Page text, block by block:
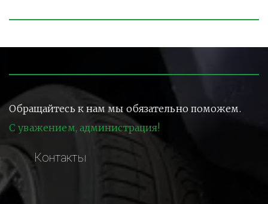
Обращайтесь к нам мы обязательно поможем.
С уважением, администрация!
Контакты